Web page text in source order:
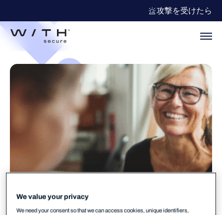
攻撃を受けたら
We value your privacy
We need your consent so that we can access cookies, unique identifiers,